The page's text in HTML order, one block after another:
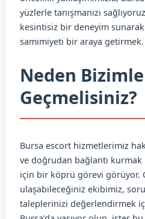
yüzlerle tanışmanızı
kesintisiz bir deneyim sunarak
samimiyeti bir araya getirmek.
Neden
Geçmelisiniz?
Bursa escort hizmetlerimiz
ve doğrudan bağlantı kurmak
için bir köprü görevi görüyor.
ulaşabileceğiniz ekibimiz,
taleplerinizi değerlendirmek